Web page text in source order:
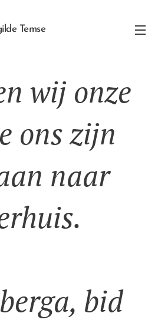
Temse
wij onze
ons zijn
naar
bid